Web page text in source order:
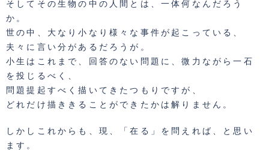
そしてその生物の中の人間とは、一体何なんだろう
か。
世の中、大なり小なり様々な事件が起こっている、
夫々に言い分があるだろうが。
小生はこれまで、回答のない問題に、微力ながら一石
を投じるべく、
問題提起すべく描いてきたつもりですが、
どれだけ描ききることができたかは解りません。
しかしこれからも、現、「在る」を問えれば、と思い
ます。